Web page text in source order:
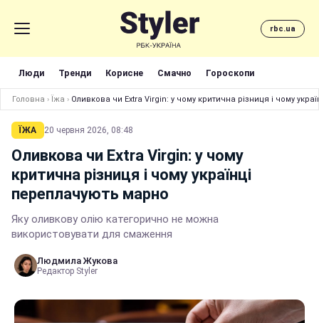
rbc.ua
Люди Тренди Корисне Смачно Гороскопи
Головна › Їжа › Оливкова чи Extra Virgin: у чому критична різниця і чому
ЇЖА 20 червня 2026, 08:48
Оливкова чи Extra Virgin: у чому
критична різниця і чому українці
переплачують марно
Яку оливкову олію категорично не можна
використовувати для смаження
Людмила Жукова
Редактор Styler